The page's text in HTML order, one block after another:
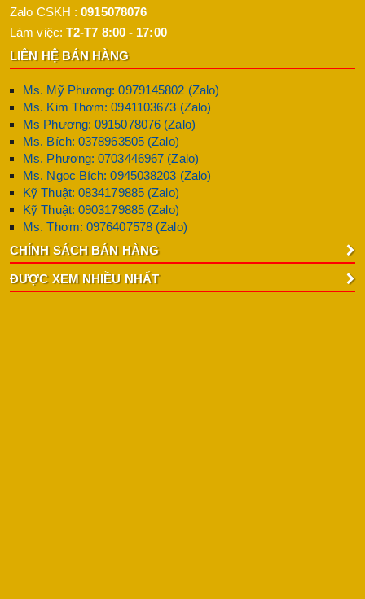
Zalo CSKH :0915078076
Làm việc: T2-T7 8:00 - 17:00
LIÊN HỆ BÁN HÀNG
Ms. Mỹ Phương: 0979145802 (Zalo)
Ms. Kim Thơm: 0941103673 (Zalo)
Ms Phương: 0915078076 (Zalo)
Ms. Bích: 0378963505 (Zalo)
Ms. Phương: 0703446967 (Zalo)
Ms. Ngọc Bích: 0945038203 (Zalo)
Kỹ Thuật: 0834179885 (Zalo)
Kỹ Thuật: 0903179885 (Zalo)
Ms. Thơm: 0976407578 (Zalo)
CHÍNH SÁCH BÁN HÀNG
ĐƯỢC XEM NHIỀU NHẤT